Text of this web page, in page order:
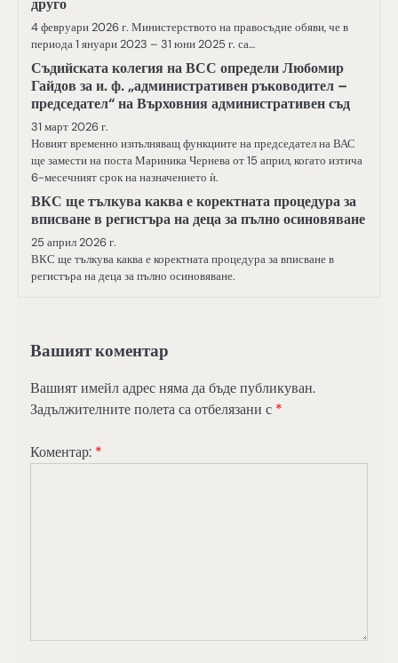
друго
4 февруари 2026 г. Министерството на правосъдие обяви, че в
периода 1 януари 2023 – 31 юни 2025 г. са…
Съдийската колегия на ВСС определи Любомир
Гайдов за и. ф. „административен ръководител –
председател“ на Върховния административен съд
31 март 2026 г.
Новият временно изпълняващ функциите на председател на ВАС
ще замести на поста Мариника Чернева от 15 април, когато изтича
6-месечният срок на назначението ѝ.
ВКС ще тълкува каква е коректната процедура за
вписване в регистъра на деца за пълно осиновяване
25 април 2026 г.
ВКС ще тълкува каква е коректната процедура за вписване в
регистъра на деца за пълно осиновяване.
Вашият коментар
Вашият имейл адрес няма да бъде публикуван.
Задължителните полета са отбелязани с *
Коментар: *